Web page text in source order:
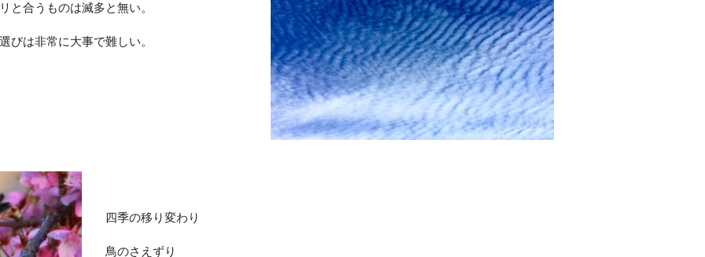
と合うものは滅多と無い。
びは非常に大事で難しい。
四季の移り変わり
鳥のさえずり